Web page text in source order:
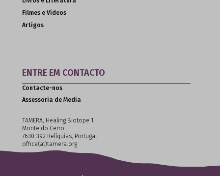
Filmes e Vídeos
Artigos
ENTRE EM CONTACTO
Contacte-nos
Assessoria de Media
TAMERA, Healing Biotope 1
Monte do Cerro
7630-392 Relíquias, Portugal
office(at)tamera.org